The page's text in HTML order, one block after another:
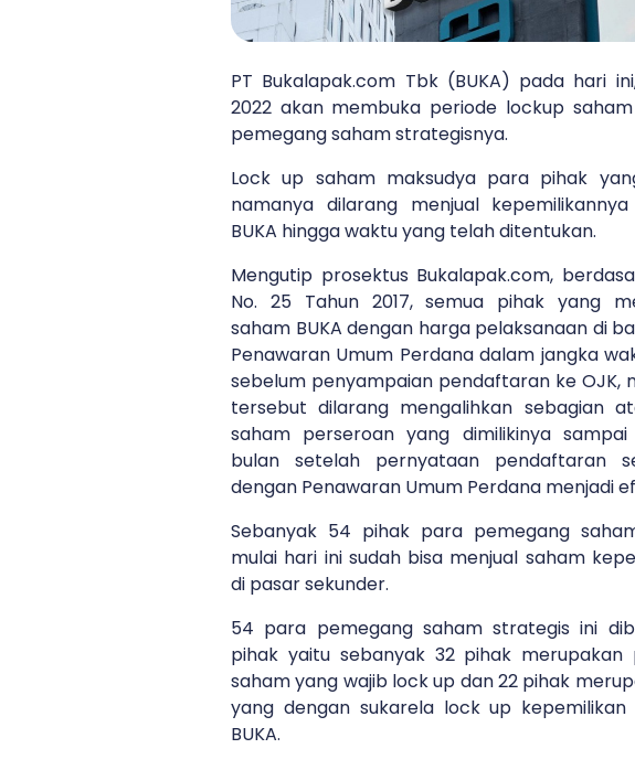
PT Bukalapak.com Tbk (BUKA) pada hari
2022 akan membuka periode lockup
pemegang saham strategisnya.
Lock up saham maksudya para pihak
namanya dilarang menjual
BUKA hingga waktu yang telah ditentukan.
Mengutip prosektus Bukalapak.com,
No. 25 Tahun 2017, semua pihak yang
saham BUKA dengan harga pelaksanaan di
Penawaran Umum Perdana dalam jangka
sebelum penyampaian pendaftaran ke OJK,
tersebut dilarang mengalihkan sebagian
saham perseroan yang dimilikinya
bulan setelah pernyataan pendaftaran
dengan Penawaran Umum Perdana menjadi
Sebanyak 54 pihak para pemegang
mulai hari ini sudah bisa menjual saham
di pasar sekunder.
54 para pemegang saham strategis ini
pihak yaitu sebanyak 32 pihak merupakan
saham yang wajib lock up dan 22 pihak
yang dengan sukarela lock up
BUKA.